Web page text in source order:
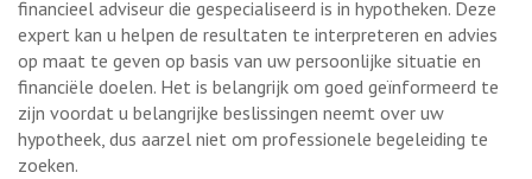
financieel adviseur die gespecialiseerd is in hypotheken. Deze
expert kan u helpen de resultaten te interpreteren en advies
op maat te geven op basis van uw persoonlijke situatie en
financiële doelen. Het is belangrijk om goed geïnformeerd te
zijn voordat u belangrijke beslissingen neemt over uw
hypotheek, dus aarzel niet om professionele begeleiding te
zoeken.